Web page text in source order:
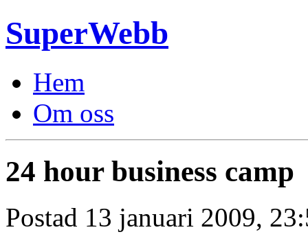
SuperWebb
Hem
Om oss
24 hour business camp
Postad 13 januari 2009,